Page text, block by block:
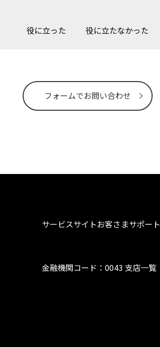
役に立った 役に立たなかった
フォームでお問い合わせ
サービスサイトお客さまサポート
金融機関コード：0043 支店一覧